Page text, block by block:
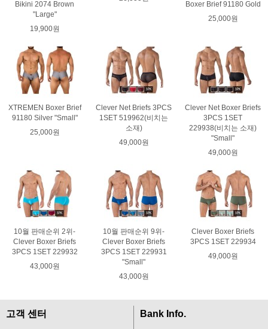
Bikini 2074 Brown
"Large"
19,900원
Boxer Brief 91180 Gold
25,000원
XTREMEN Boxer Brief
91180 Silver "Small"
25,000원
Clever Net Briefs 3PCS
1SET 519962(비치는
소재)
49,000원
Clever Net Boxer Briefs
3PCS 1SET
229938(비치는 소재)
"Small"
49,000원
10월 판매순위 2위-
Clever Boxer Briefs
3PCS 1SET 229932
43,000원
10월 판매순위 9위-
Clever Boxer Briefs
3PCS 1SET 229931
"Small"
43,000원
Clever Boxer Briefs
3PCS 1SET 229934
49,000원
고객 센터
Bank Info.